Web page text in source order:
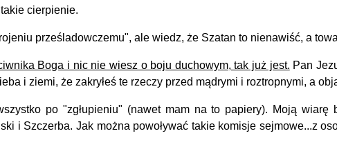
cierpienie.
prześladowczemu", ale wiedz, że Szatan to nienawiść, a
Boga i nic nie wiesz o boju duchowym, tak już jest. Pan
i ziemi, że zakryłeś te rzeczy przed mądrymi i roztropnymi, a
po "zgłupieniu" (nawet mam na to papiery). Moją wiarę
i Szczerba. Jak można powoływać takie komisje sejmowe...z